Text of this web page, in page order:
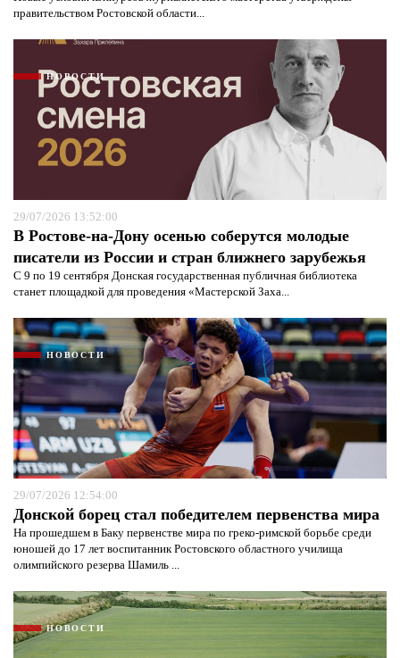
правительством Ростовской области...
НОВОСТИ
29/07/2026 13:52:00
В Ростове-на-Дону осенью соберутся молодые
писатели из России и стран ближнего зарубежья
С 9 по 19 сентября Донская государственная публичная библиотека
станет площадкой для проведения «Мастерской Заха...
НОВОСТИ
29/07/2026 12:54:00
Донской борец стал победителем первенства мира
На прошедшем в Баку первенстве мира по греко-римской борьбе среди
юношей до 17 лет воспитанник Ростовского областного училища
олимпийского резерва Шамиль ...
НОВОСТИ
Я согласен сполитикой конфиденциальности и
защиты информации*политикой конфиденциальности и